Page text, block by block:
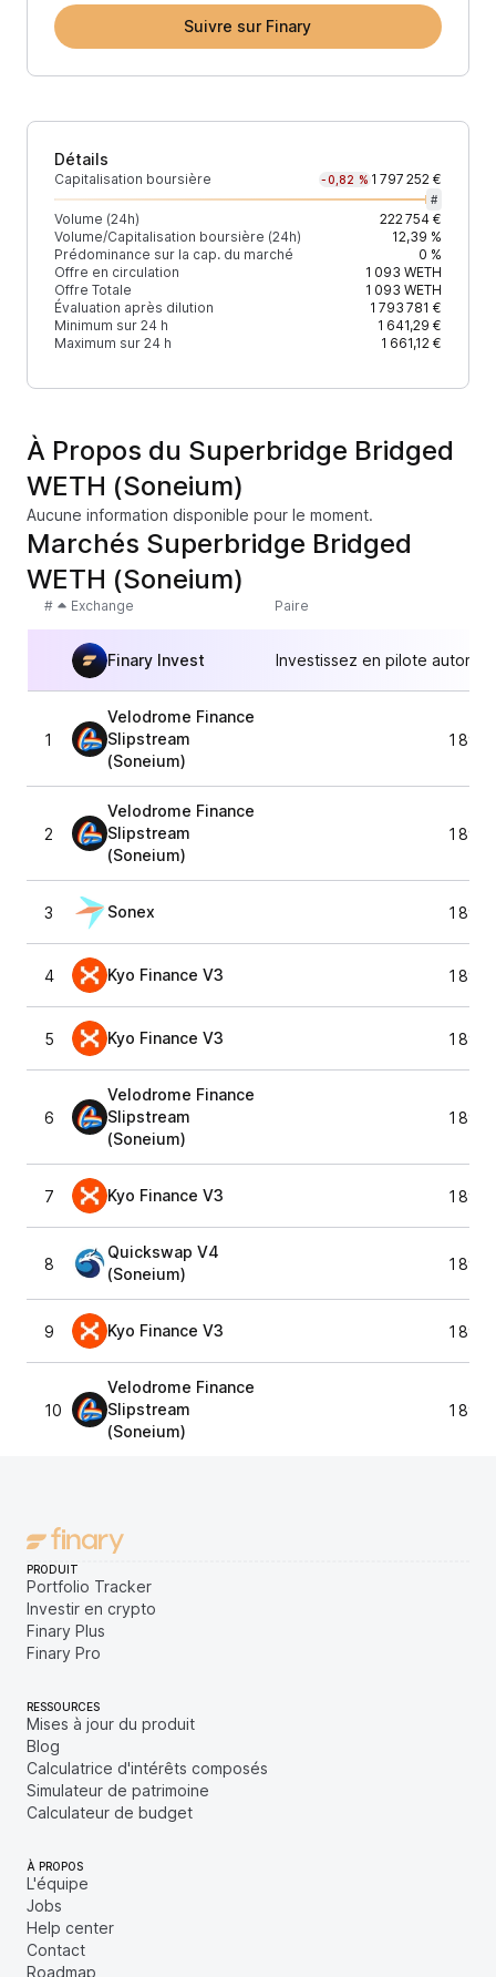
Suivre sur Finary
Détails
Capitalisation boursière -0,82 % 1 797 252 €
#
Volume (24h)
222 754 €
Volume/Capitalisation boursière (24h)
12,39 %
Prédominance sur la cap. du marché
0 %
Offre en circulation
1 093 WETH
Offre Totale
1 093 WETH
Évaluation après dilution
1 793 781 €
Minimum sur 24 h
1 641,29 €
Maximum sur 24 h
1 661,12 €
À Propos du Superbridge Bridged
WETH (Soneium)
Aucune information disponible pour le moment.
Marchés Superbridge Bridged
WETH (Soneium)
# Exchange Paire
Finary Invest Investissez en pilote
1
Velodrome Finance
Slipstream
(Soneium)
1
2
Velodrome Finance
Slipstream
(Soneium)
1
3 Sonex 1
4 Kyo Finance V3 1
5 Kyo Finance V3 1
6
Velodrome Finance
Slipstream
(Soneium)
1
7 Kyo Finance V3 1
8
Quickswap V4
(Soneium)
1
9 Kyo Finance V3 1
10
Velodrome Finance
Slipstream
(Soneium)
1
PRODUIT
Portfolio Tracker
Investir en crypto
Finary Plus
Finary Pro
RESSOURCES
Mises à jour du produit
Blog
Calculatrice d'intérêts composés
Simulateur de patrimoine
Calculateur de budget
À PROPOS
L'équipe
Jobs
Help center
Contact
Roadmap